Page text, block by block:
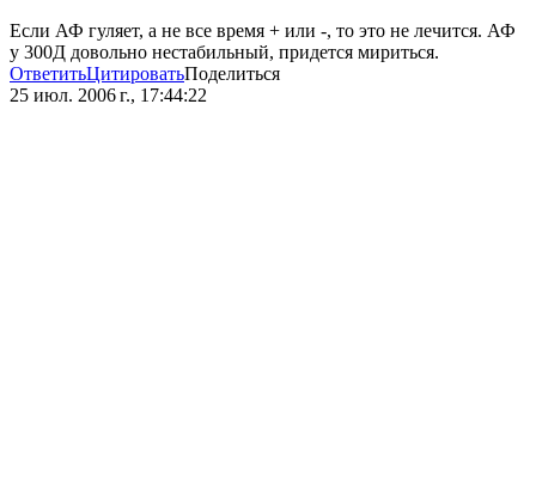
Если АФ гуляет, а не все время + или -, то это не лечится. АФ
у 300Д довольно нестабильный, придется мириться.
ОтветитьЦитироватьПоделиться
25 июл. 2006 г., 17:44:22